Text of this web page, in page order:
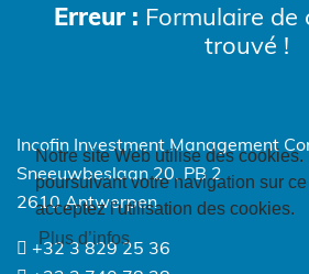
Notre site Web utilise des cookies.
poursuivant votre navigation sur
acceptez l'utilisation des cookies.
Plus d’infos
Erreur : Formulaire
trouvé !
Incofin Investment Management
Sneeuwbeslaan 20, PB 2
2610 Antwerpen
+32 3 829 25 36